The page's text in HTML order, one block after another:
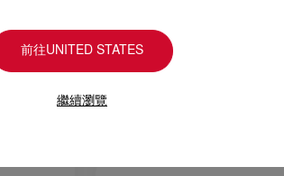
前往UNITED STATES
繼續瀏覽